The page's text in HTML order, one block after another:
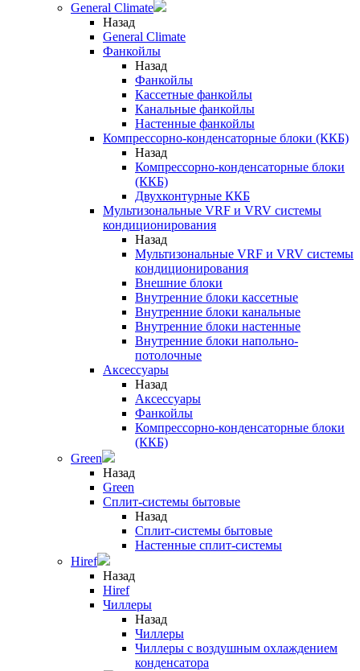
General Climate
Назад
General Climate
Фанкойлы
Назад
Фанкойлы
Кассетные фанкойлы
Канальные фанкойлы
Настенные фанкойлы
Компрессорно-конденсаторные блоки (ККБ)
Назад
Компрессорно-конденсаторные блоки
(ККБ)
Двухконтурные ККБ
Мультизональные VRF и VRV системы
кондиционирования
Назад
Мультизональные VRF и VRV системы
кондиционирования
Внешние блоки
Внутренние блоки кассетные
Внутренние блоки канальные
Внутренние блоки настенные
Внутренние блоки напольно-
потолочные
Аксессуары
Назад
Аксессуары
Фанкойлы
Компрессорно-конденсаторные блоки
(ККБ)
Green
Назад
Green
Сплит-системы бытовые
Назад
Сплит-системы бытовые
Настенные сплит-системы
Hiref
Назад
Hiref
Чиллеры
Назад
Чиллеры
Чиллеры с воздушным охлаждением
конденсатора